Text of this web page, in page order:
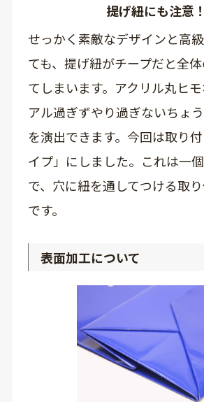
提げ紐にも注意！
せっかく素敵なデザインと高
ても、提げ紐がチープだと全
てしまいます。アクリル丸ヒ
アル過ぎずやり過ぎないちょ
を演出できます。今回は取り
イプ」にしました。これは一
で、穴に紐を通してつける取
です。
表面加工について